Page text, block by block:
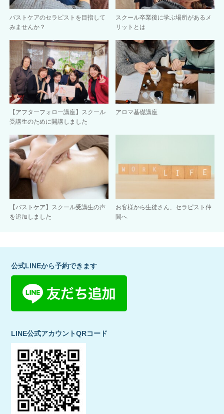
バストケアのセラピストを目指して
みませんか？
スクール卒業後に学ぶ場所があるメ
リットとは
【アフターフォロー講座】スクール
受講生のために開講しました
アロマ基礎講座
【バストケア】スクール受講生の声
を追加しました
お客様から生徒さん、セラピスト仲
間へ
公式LINEから予約できます
LINE公式アカウントQRコード